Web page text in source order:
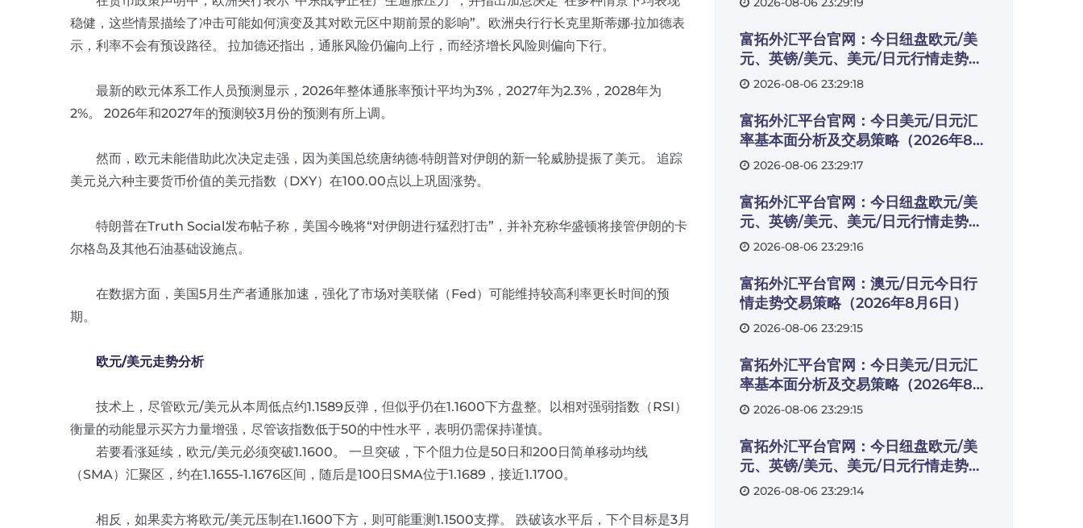
稳健，这些情景描绘了冲击可能如何演变及其对欧元区中期前景的影响”。欧洲央行行长克里斯蒂娜·拉加德表
示，利率不会有预设路径。 拉加德还指出，通胀风险仍偏向上行，而经济增长风险则偏向下行。
最新的欧元体系工作人员预测显示，2026年整体通胀率预计平均为3%，2027年为2.3%，2028年为
2%。 2026年和2027年的预测较3月份的预测有所上调。
然而，欧元未能借助此次决定走强，因为美国总统唐纳德·特朗普对伊朗的新一轮威胁提振了美元。 追踪
美元兑六种主要货币价值的美元指数（DXY）在100.00点以上巩固涨势。
特朗普在Truth Social发布帖子称，美国今晚将“对伊朗进行猛烈打击”，并补充称华盛顿将接管伊朗的卡
尔格岛及其他石油基础设施点。
在数据方面，美国5月生产者通胀加速，强化了市场对美联储（Fed）可能维持较高利率更长时间的预
期。
欧元/美元走势分析
技术上，尽管欧元/美元从本周低点约1.1589反弹，但似乎仍在1.1600下方盘整。以相对强弱指数（RSI）
衡量的动能显示买方力量增强，尽管该指数低于50的中性水平，表明仍需保持谨慎。
若要看涨延续，欧元/美元必须突破1.1600。 一旦突破，下个阻力位是50日和200日简单移动均线
（SMA）汇聚区，约在1.1655-1.1676区间，随后是100日SMA位于1.1689，接近1.1700。
相反，如果卖方将欧元/美元压制在1.1600下方，则可能重测1.1500支撑。 跌破该水平后，下个目标是3月
富拓外汇平台官网：今日纽盘欧元/美
元、英镑/美元、美元/日元行情走势交
易策略（2026年8月4日）
2026-08-06 23:29:18
富拓外汇平台官网：今日美元/日元汇
率基本面分析及交易策略（2026年8月
5日）
2026-08-06 23:29:17
富拓外汇平台官网：今日纽盘欧元/美
元、英镑/美元、美元/日元行情走势交
易策略（2026年8月5日）
2026-08-06 23:29:16
富拓外汇平台官网：澳元/日元今日行
情走势交易策略（2026年8月6日）
2026-08-06 23:29:15
富拓外汇平台官网：今日美元/日元汇
率基本面分析及交易策略（2026年8月
6日）
2026-08-06 23:29:15
富拓外汇平台官网：今日纽盘欧元/美
元、英镑/美元、美元/日元行情走势交
易策略（2026年8月6日）
2026-08-06 23:29:14